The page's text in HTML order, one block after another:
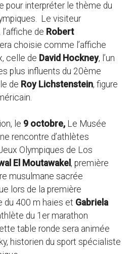
pour interpréter le thème du
Le visiteur
de Robert
choisie comme l’affiche
celle de David Hockney, l’un
plus influents du 20ème
de Roy Lichstenstein, figure
le 9 octobre, Le Musée
rencontre d’athlètes
Olympiques de Los
El Moutawakel , première
musulmane sacrée
lors de la première
400 m haies et Gabriela
du 1er marathon
table ronde sera animée
historien du sport spécialiste